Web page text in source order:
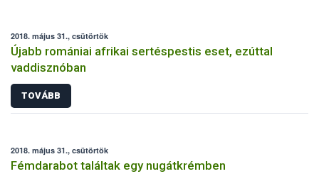
2018. május 31., csütörtök
Újabb romániai afrikai sertéspestis eset, ezúttal
vaddisznóban
TOVÁBB
2018. május 31., csütörtök
Fémdarabot találtak egy nugátkrémben